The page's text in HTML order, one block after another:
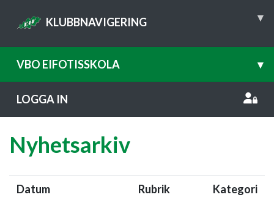
KLUBBNAVIGERING ▾
VBO EIFOTISSKOLA ▾
LOGGA IN
Nyhetsarkiv
Datum Rubrik Kategori